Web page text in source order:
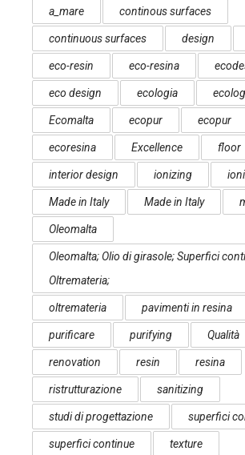
a_mare continous surfaces
continuous surfaces design
eco-resin eco-resina
eco design ecologia
Ecomalta ecopur ecopur
ecoresina Excellence floor
interior design ionizing
Made in Italy Made in Italy
Oleomalta
Oleomalta; Olio di girasole; Superfici
Oltremateria;
oltremateria pavimenti in resina
purificare purifying Qualità
renovation resin resina
ristrutturazione sanitizing
studi di progettazione superfici
superfici continue texture